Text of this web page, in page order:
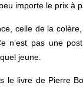
importe le prix à
celle de la
n’est pas une
jeune.
le livre de Pierre